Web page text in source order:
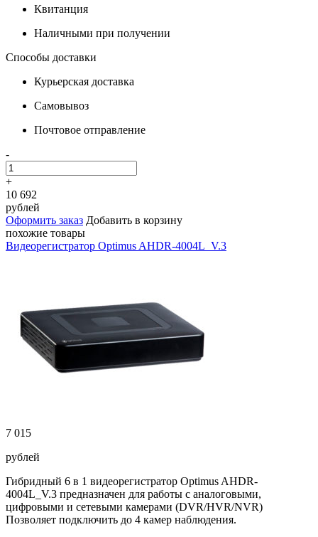
Квитанция
Наличными при получении
Способы доставки
Курьерская доставка
Самовывоз
Почтовое отправление
-
+
10 692
рублей
Оформить заказ Добавить в корзину
похожие товары
Видеорегистратор Optimus AHDR-4004L_V.3
7 015
рублей
Гибридный 6 в 1 видеорегистратор Optimus AHDR-
4004L_V.3 предназначен для работы с аналоговыми,
цифровыми и сетевыми камерами (DVR/HVR/NVR)
Позволяет подключить до 4 камер наблюдения.